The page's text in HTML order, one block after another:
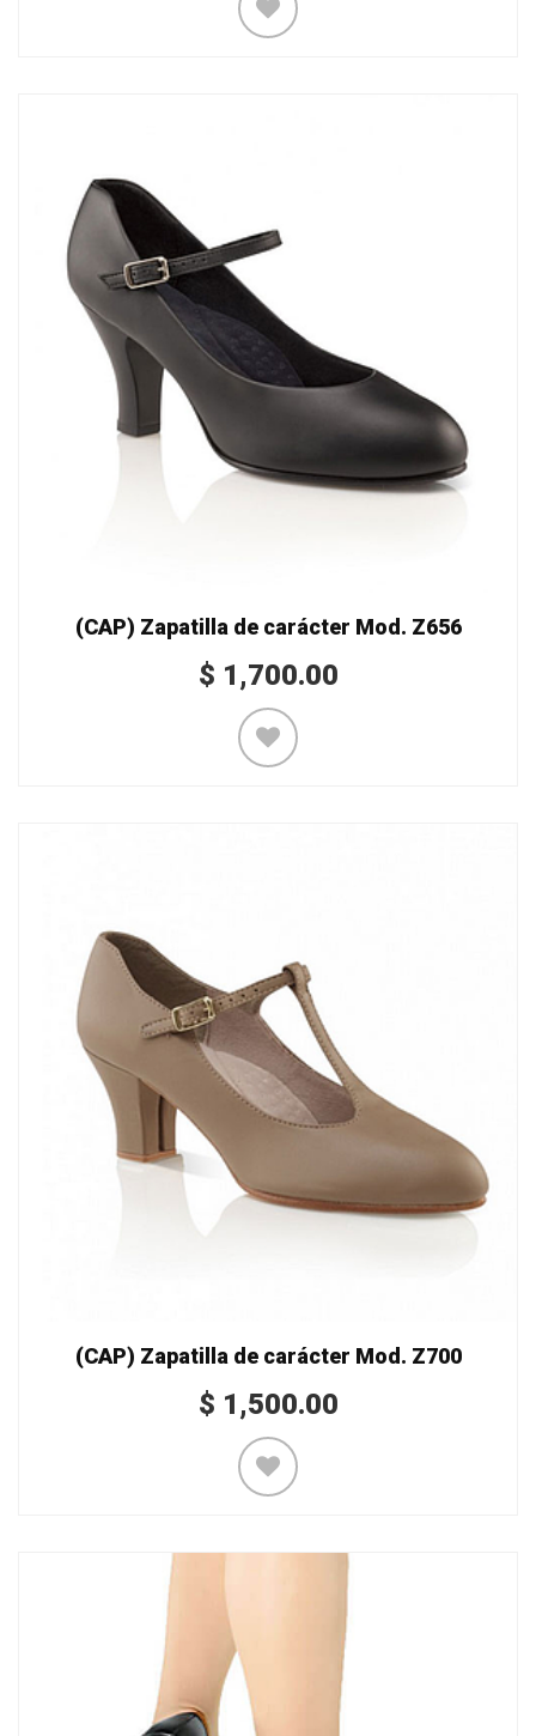
(CAP) Zapatilla de carácter Mod. Z656
$ 1,700.00
(CAP) Zapatilla de carácter Mod. Z700
$ 1,500.00